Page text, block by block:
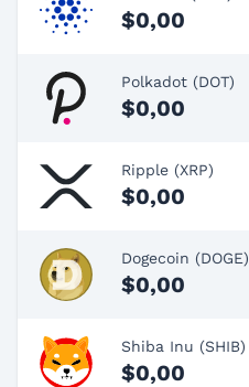
$0,00
Polkadot (DOT)
$0,00
Ripple (XRP)
$0,00
Dogecoin (DOGE)
$0,00
Shiba Inu (SHIB)
$0,00